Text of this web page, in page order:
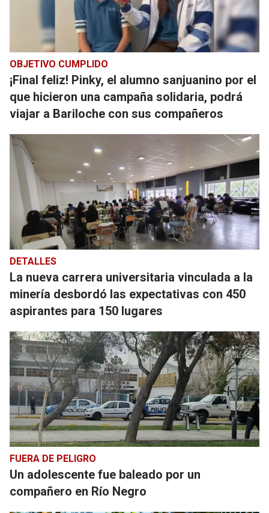
OBJETIVO CUMPLIDO
¡Final feliz! Pinky, el alumno sanjuanino por el
que hicieron una campaña solidaria, podrá
viajar a Bariloche con sus compañeros
DETALLES
La nueva carrera universitaria vinculada a la
minería desbordó las expectativas con 450
aspirantes para 150 lugares
FUERA DE PELIGRO
Un adolescente fue baleado por un
compañero en Río Negro